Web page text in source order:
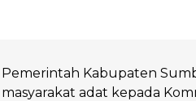
Pemerintah Kabupaten
masyarakat adat kepada